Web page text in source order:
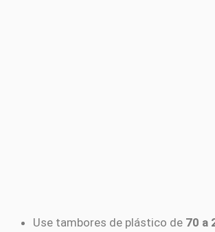
Use tambores de plástico de 70 a